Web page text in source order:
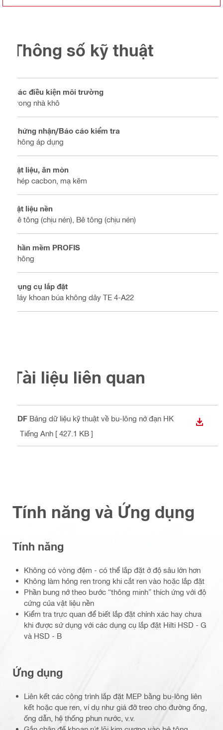
Thông số kỹ thuật
Các điều kiện môi trường
Trong nhà khô
Chứng nhận/Báo cáo kiểm tra
Không áp dụng
Vật liệu, ăn mòn
Thép cacbon, mạ kẽm
Vật liệu nền
Bê tông (chịu nén), Bê tông (chịu nén)
Phần mềm PROFIS
Không
Dụng cụ lắp đặt
Máy khoan búa không dây TE 4-A22
Tài liệu liên quan
PDF Bảng dữ liệu kỹ thuật về bu-lông nở đạn HK
, Tiếng Anh [ 427.1 KB ]
TẢI
Tính năng và Ứng dụng
Tính năng
Không có vòng đệm - có thể lắp đặt ở độ sâu lớn hơn
Không làm hỏng ren trong khi cắt ren vào hoặc lắp đặt
Phần bung nở theo bước “thông minh” thích ứng với độ
cứng của vật liệu nền
Kiểm tra trực quan để biết lắp đặt chính xác hay chưa
khi được sử dụng với các dụng cụ lắp đặt Hilti HSD - G
và HSD - B
Ứng dụng
Liên kết các công trình lắp đặt MEP bằng bu-lông liên
kết hoặc que ren, ví dụ như giá đỡ treo cho đường ống,
ống dẫn, hệ thống phun nước, v.v.